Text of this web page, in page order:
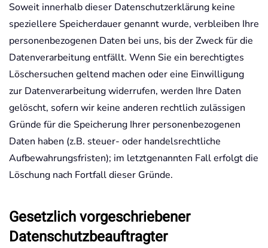
Soweit innerhalb dieser Datenschutzerklärung keine
speziellere Speicherdauer genannt wurde, verbleiben Ihre
personenbezogenen Daten bei uns, bis der Zweck für die
Datenverarbeitung entfällt. Wenn Sie ein berechtigtes
Löschersuchen geltend machen oder eine Einwilligung
zur Datenverarbeitung widerrufen, werden Ihre Daten
gelöscht, sofern wir keine anderen rechtlich zulässigen
Gründe für die Speicherung Ihrer personenbezogenen
Daten haben (z.B. steuer- oder handelsrechtliche
Aufbewahrungsfristen); im letztgenannten Fall erfolgt die
Löschung nach Fortfall dieser Gründe.
Gesetzlich vorgeschriebener
Datenschutz­beauftragter